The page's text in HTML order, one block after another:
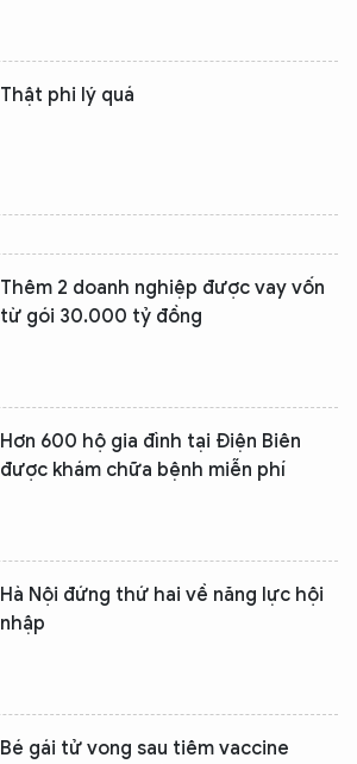
Thật phi lý quá
Thêm 2 doanh nghiệp được vay vốn
từ gói 30.000 tỷ đồng
Hơn 600 hộ gia đình tại Điện Biên
được khám chữa bệnh miễn phí
Hà Nội đứng thứ hai về năng lực hội
nhập
Bé gái tử vong sau tiêm vaccine